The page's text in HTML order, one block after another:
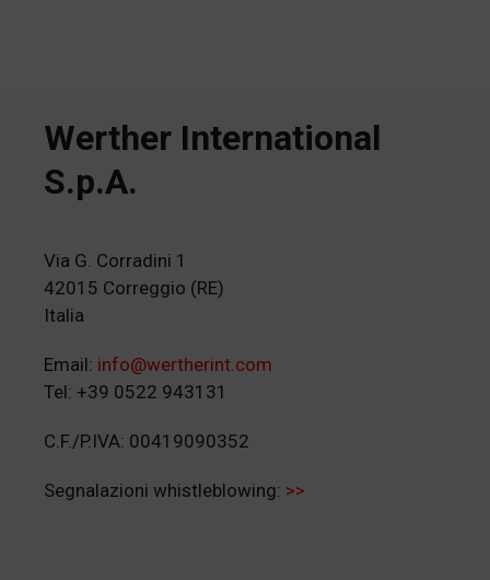
Werther International
S.p.A.
Via G. Corradini 1
42015 Correggio (RE)
Italia
Email: info@wertherint.com
Tel: +39 0522 943131
C.F./P.IVA: 00419090352
Segnalazioni whistleblowing: >>